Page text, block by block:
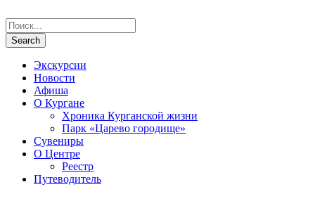
Экскурсии
Новости
Афиша
О Кургане
Хроника Курганской жизни
Парк «Царево городище»
Сувениры
О Центре
Реестр
Путеводитель